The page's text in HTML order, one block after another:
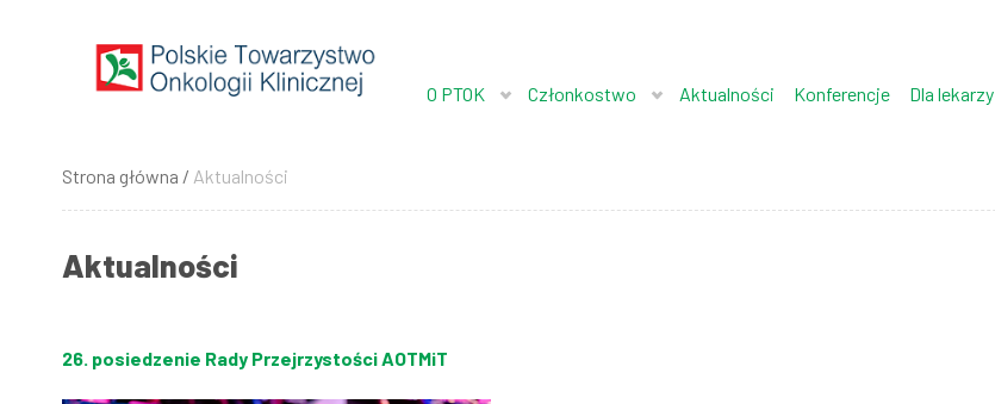
O PTOK Członkostwo Aktualności Konferencje Dla lekarzy
Ścieżka
nawigacyjna
Strona główna Aktualności
Aktualności
26. posiedzenie Rady Przejrzystości AOTMiT